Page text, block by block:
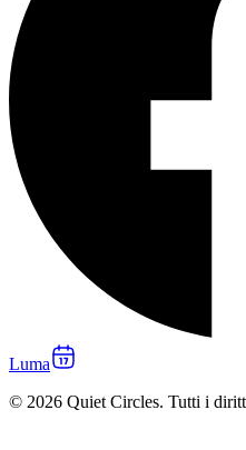
Luma
© 2026 Quiet Circles. Tutti i